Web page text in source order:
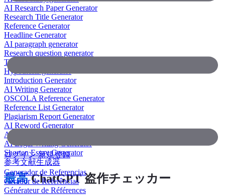
AI Research Paper Generator
Research Title Generator
Reference Generator
Headline Generator
AI paragraph generator
Research question generator
Thesis paragraph generator
Hypothesis generator
Introduction Generator
AI Writing Generator
OSCOLA Reference Generator
Reference List Generator
Plagiarism Report Generator
AI Reword Generator
AI Bullet Point Generator
AI Legal Writing Generator
Shorten Essay Generator
参考文献生成器
Generador de Referencias
Gerador de Referências
Générateur de Références
ログイン新規登録
最高ChatGPT 盗作チェッカー